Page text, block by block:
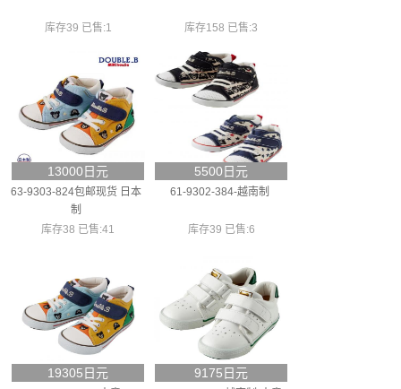
库存39 已售:1 库存158 已售:3
13000日元
63-9303-824包邮现货 日本
制
库存38 已售:41
5500日元
61-9302-384-越南制
库存39 已售:6
19305日元 9175日元